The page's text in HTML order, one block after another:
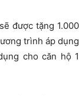
được tặng 1.000
trình áp dụng
cho căn hộ 1